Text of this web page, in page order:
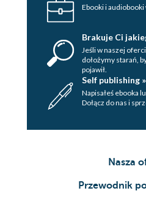
Ebooki i
Brakuje Ci
Jeśli w naszej
dołożymy starań,
pojawił.
Self publishing »
Napisałeś ebooka
Dołącz do nas i
Nasza
Przewodnik